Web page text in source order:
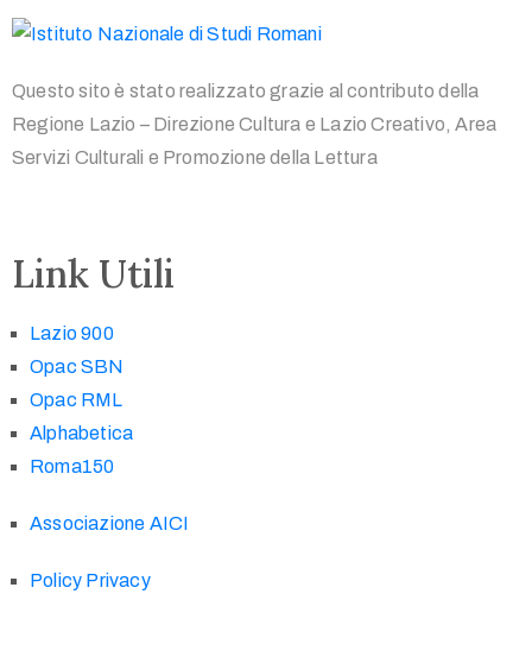
Questo sito è stato realizzato grazie al contributo della
Regione Lazio – Direzione Cultura e Lazio Creativo, Area
Servizi Culturali e Promozione della Lettura
Link Utili
Lazio 900
Opac SBN
Opac RML
Alphabetica
Roma150
Associazione AICI
Policy Privacy